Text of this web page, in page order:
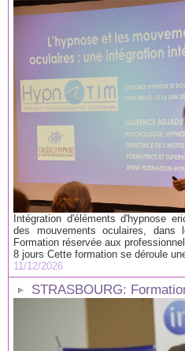
Intégration d'éléments d'hypnose
des mouvements oculaires, dans
Formation réservée aux
8 jours Cette formation se déroule
11/12/2026
STRASBOURG: